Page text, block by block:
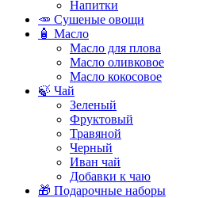
Напитки
🥕 Сушеные овощи
🧴 Масло
Масло для плова
Масло оливковое
Масло кокосовое
🍃 Чай
Зеленый
Фруктовый
Травяной
Черный
Иван чай
Добавки к чаю
🎁 Подарочные наборы